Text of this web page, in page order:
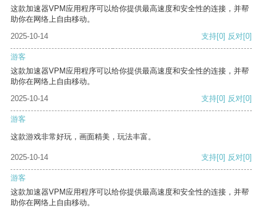
这款加速器VPM应用程序可以给你提供最高速度和安全性的连接，并帮
助你在网络上自由移动。
2025-10-14
支持[0] 反对[0]
游客
这款加速器VPM应用程序可以给你提供最高速度和安全性的连接，并帮
助你在网络上自由移动。
2025-10-14
支持[0] 反对[0]
游客
这款游戏非常好玩，画面精美，玩法丰富。
2025-10-14 支持[0] 反对[0]
游客
这款加速器VPM应用程序可以给你提供最高速度和安全性的连接，并帮
助你在网络上自由移动。